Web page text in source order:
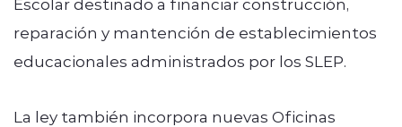
reparación y mantención de establecimientos
educacionales administrados por los SLEP.
La ley también incorpora nuevas Oficinas